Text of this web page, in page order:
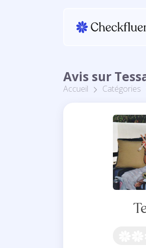
Avis sur
Accueil Catégories